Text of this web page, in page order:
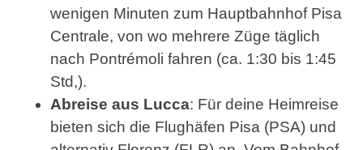
wenigen Minuten zum Hauptbahnhof Pisa
Centrale, von wo mehrere Züge täglich
nach Pontrémoli fahren (ca. 1:30 bis 1:45
Std,).
Abreise aus Lucca: Für deine Heimreise
bieten sich die Flughäfen Pisa (PSA) und